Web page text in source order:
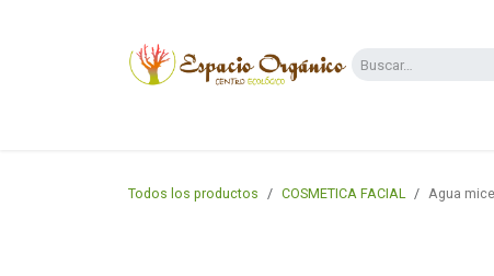
Todos los productos COSMETICA FACIAL Agua